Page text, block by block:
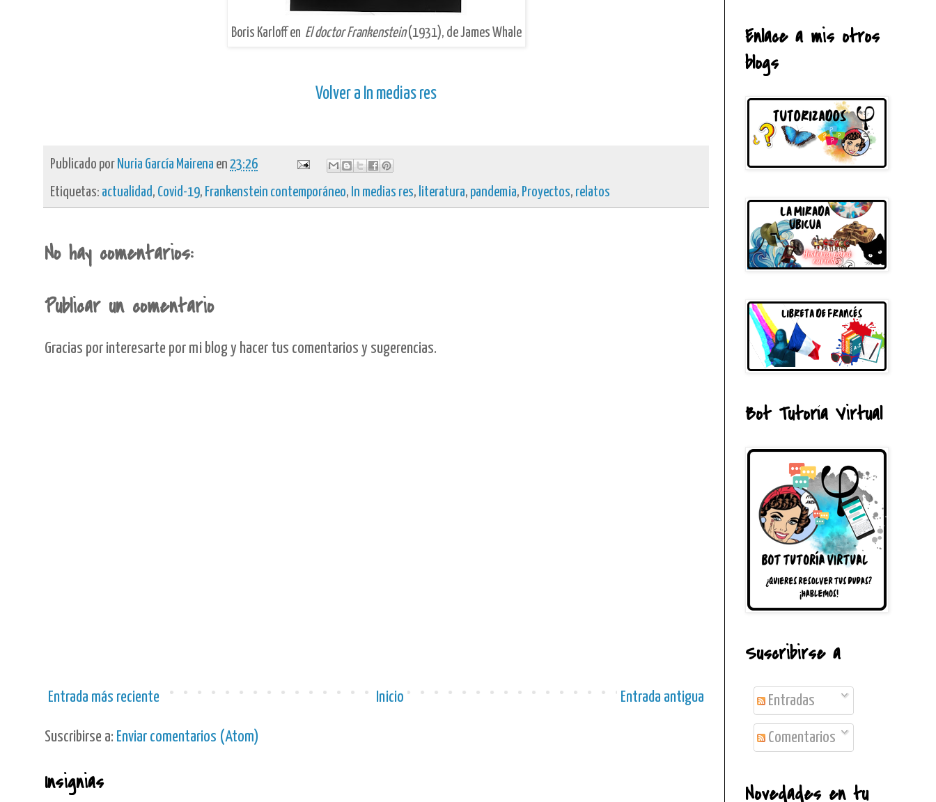
Boris Karloff en El doctor Frankenstein(1931), de James Whale
Volver a In medias res
Publicado por Nuria García Mairena en 23:26
Etiquetas: actualidad , Covid-19, Frankenstein contemporáneo, In medias res, literatura, pandemia, Proyectos, relatos
No hay comentarios:
Publicar un comentario
Gracias por interesarte por mi blog y hacer tus comentarios y sugerencias.
Entrada más reciente Entrada antigua
Inicio
Suscribirse a: Enviar comentarios (Atom)
Insignias
Enlace a mis otros
blogs
Bot Tutoría Virtual
Suscribirse a
Entradas
Comentarios
Novedades en tu